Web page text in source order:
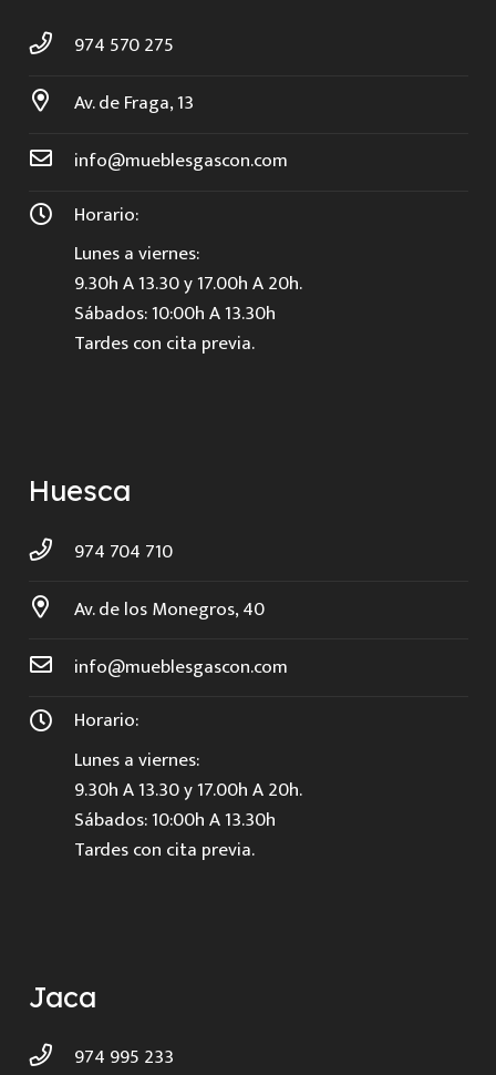
974 570 275
Av. de Fraga, 13
info@mueblesgascon.com
Horario:
Lunes a viernes:
9.30h A 13.30 y 17.00h A 20h.
Sábados: 10:00h A 13.30h
Tardes con cita previa.
Huesca
974 704 710
Av. de los Monegros, 40
info@mueblesgascon.com
Horario:
Lunes a viernes:
9.30h A 13.30 y 17.00h A 20h.
Sábados: 10:00h A 13.30h
Tardes con cita previa.
Jaca
974 995 233